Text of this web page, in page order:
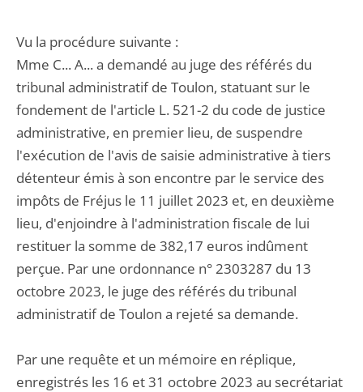
Vu la procédure suivante :
Mme C... A... a demandé au juge des référés du
tribunal administratif de Toulon, statuant sur le
fondement de l'article L. 521-2 du code de justice
administrative, en premier lieu, de suspendre
l'exécution de l'avis de saisie administrative à tiers
détenteur émis à son encontre par le service des
impôts de Fréjus le 11 juillet 2023 et, en deuxième
lieu, d'enjoindre à l'administration fiscale de lui
restituer la somme de 382,17 euros indûment
perçue. Par une ordonnance n° 2303287 du 13
octobre 2023, le juge des référés du tribunal
administratif de Toulon a rejeté sa demande.
Par une requête et un mémoire en réplique,
enregistrés les 16 et 31 octobre 2023 au secrétariat